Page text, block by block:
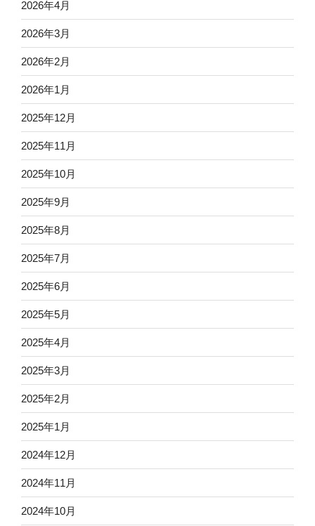
2026年4月
2026年3月
2026年2月
2026年1月
2025年12月
2025年11月
2025年10月
2025年9月
2025年8月
2025年7月
2025年6月
2025年5月
2025年4月
2025年3月
2025年2月
2025年1月
2024年12月
2024年11月
2024年10月